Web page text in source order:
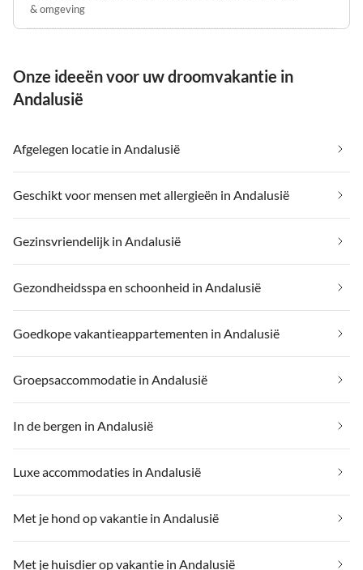
& omgeving
Onze ideeën voor uw droomvakantie in
Andalusië
Afgelegen locatie in Andalusië
Geschikt voor mensen met allergieën in Andalusië
Gezinsvriendelijk in Andalusië
Gezondheidsspa en schoonheid in Andalusië
Goedkope vakantieappartementen in Andalusië
Groepsaccommodatie in Andalusië
In de bergen in Andalusië
Luxe accommodaties in Andalusië
Met je hond op vakantie in Andalusië
Met je huisdier op vakantie in Andalusië